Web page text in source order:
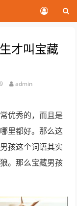
才叫宝藏
admin
优秀的，而且是
里都好。那么这
孩这个词语其实
。那么宝藏男孩